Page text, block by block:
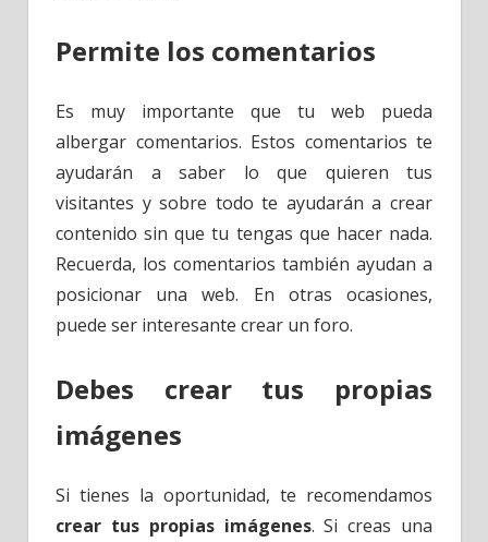
Permite los comentarios
Es muy importante que tu web pueda
albergar comentarios. Estos comentarios te
ayudarán a saber lo que quieren tus
visitantes y sobre todo te ayudarán a crear
contenido sin que tu tengas que hacer nada.
Recuerda, los comentarios también ayudan a
posicionar una web. En otras ocasiones,
puede ser interesante crear un foro.
Debes crear tus propias
imágenes
Si tienes la oportunidad, te recomendamos
crear tus propias imágenes. Si creas una